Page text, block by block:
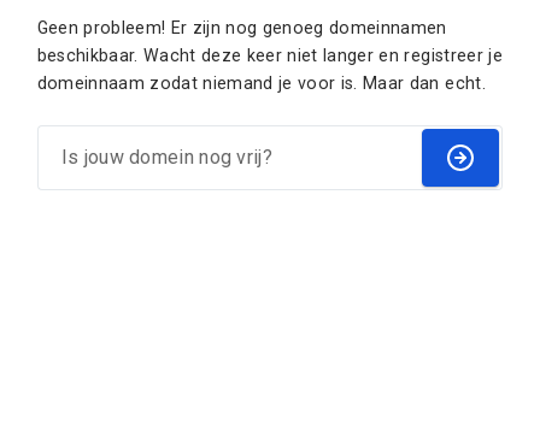
Geen probleem! Er zijn nog genoeg domeinnamen
beschikbaar. Wacht deze keer niet langer en registreer je
domeinnaam zodat niemand je voor is. Maar dan echt.